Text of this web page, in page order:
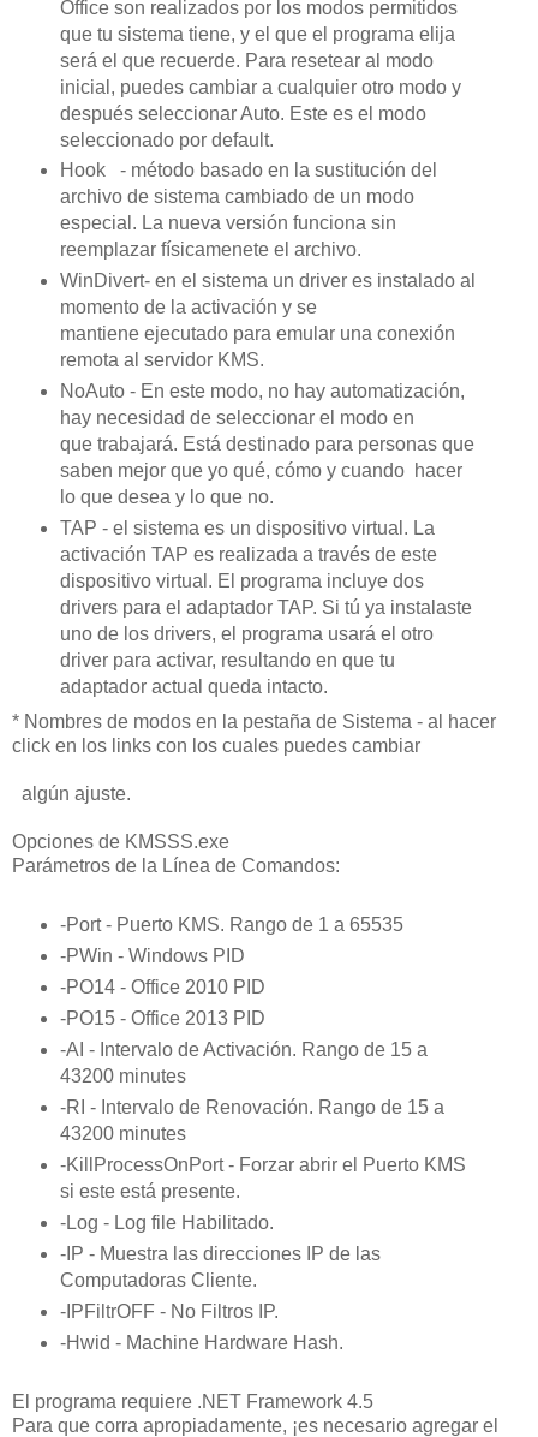
Office son realizados por los modos permitidos
que tu sistema tiene, y el que el programa elija
será el que recuerde. Para resetear al modo
inicial, puedes cambiar a cualquier otro modo y
después seleccionar Auto. Este es el modo
seleccionado por default.
Hook - método basado en la sustitución del
archivo de sistema cambiado de un modo
especial. La nueva versión funciona sin
reemplazar físicamenete el archivo.
WinDivert- en el sistema un driver es instalado al
momento de la activación y se
mantiene ejecutado para emular una conexión
remota al servidor KMS.
NoAuto - En este modo, no hay automatización,
hay necesidad de seleccionar el modo en
que trabajará. Está destinado para personas que
saben mejor que yo qué, cómo y cuando hacer
lo que desea y lo que no.
TAP - el sistema es un dispositivo virtual. La
activación TAP es realizada a través de este
dispositivo virtual. El programa incluye dos
drivers para el adaptador TAP. Si tú ya instalaste
uno de los drivers, el programa usará el otro
driver para activar, resultando en que tu
adaptador actual queda intacto.
* Nombres de modos en la pestaña de Sistema - al hacer
click en los links con los cuales puedes cambiar
algún ajuste.
Opciones de KMSSS.exe
Parámetros de la Línea de Comandos:
-Port- Puerto KMS. Rango de 1 a 65535
-PWin - Windows PID
-PO14 - Office 2010 PID
-PO15 - Office 2013 PID
-AI - Intervalo de Activación. Rango de 15 a
43200 minutes
-RI - Intervalo de Renovación. Rango de 15 a
43200 minutes
-KillProcessOnPort - Forzar abrir el Puerto KMS
si este está presente.
-Log - Log file Habilitado.
-IP - Muestra las direcciones IP de las
Computadoras Cliente.
-IPFiltrOFF - No Filtros IP.
-Hwid - Machine Hardware Hash.
El programa requiere .NET Framework 4.5
Para que corra apropiadamente, ¡es necesario agregar el